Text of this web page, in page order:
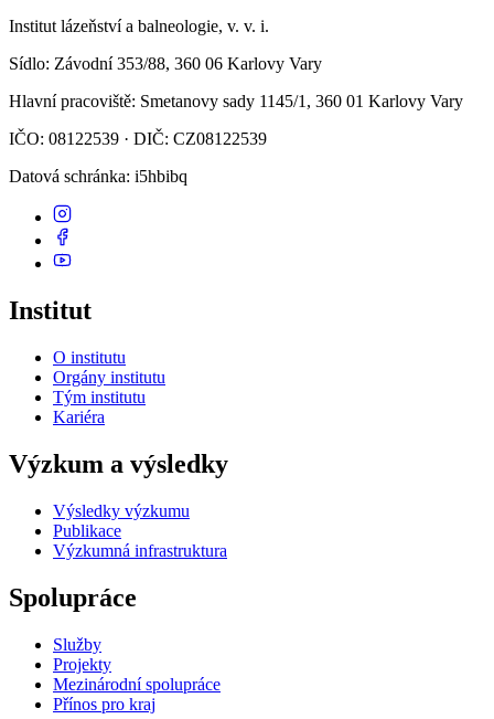
Institut lázeňství a balneologie, v. v. i.
Sídlo: Závodní 353/88, 360 06 Karlovy Vary
Hlavní pracoviště: Smetanovy sady 1145/1, 360 01 Karlovy Vary
IČO: 08122539 · DIČ: CZ08122539
Datová schránka: i5hbibq
Institut
O institutu
Orgány institutu
Tým institutu
Kariéra
Výzkum a výsledky
Výsledky výzkumu
Publikace
Výzkumná infrastruktura
Spolupráce
Služby
Projekty
Mezinárodní spolupráce
Přínos pro kraj